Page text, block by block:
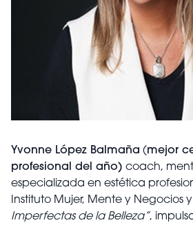
Yvonne López Balmaña (mejor
profesional del año) coach,
especializada en estética
Instituto Mujer, Mente y Negocios
Imperfectas de la Belleza”,